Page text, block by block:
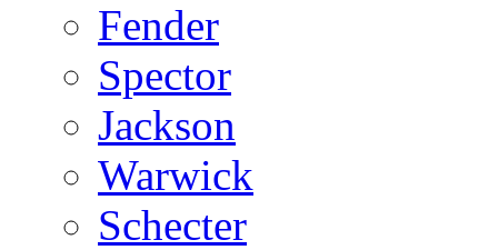
Fender
Spector
Jackson
Warwick
Schecter